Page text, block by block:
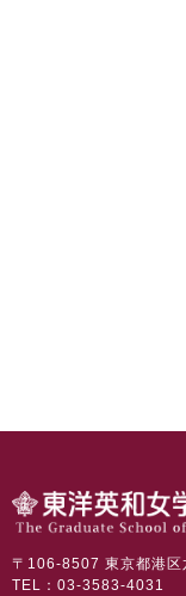
〒106-8507 東京都港
TEL：03-3583-4031